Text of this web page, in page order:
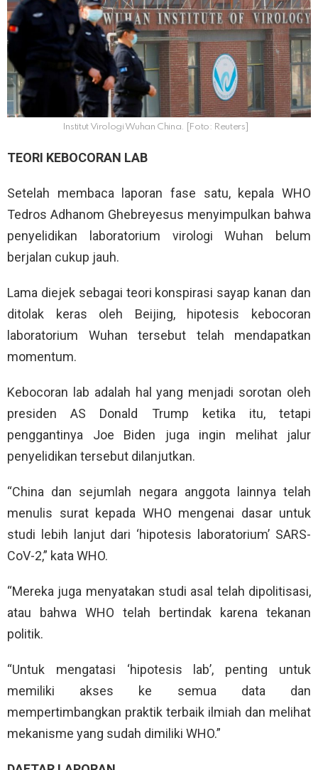
Institut Virologi Wuhan China. [Foto: Reuters]
TEORI KEBOCORAN LAB
Setelah membaca laporan fase satu, kepala WHO
Tedros Adhanom Ghebreyesus menyimpulkan bahwa
penyelidikan laboratorium virologi Wuhan belum
berjalan cukup jauh.
Lama diejek sebagai teori konspirasi sayap kanan dan
ditolak keras oleh Beijing, hipotesis kebocoran
laboratorium Wuhan tersebut telah mendapatkan
momentum.
Kebocoran lab adalah hal yang menjadi sorotan oleh
presiden AS Donald Trump ketika itu, tetapi
penggantinya Joe Biden juga ingin melihat jalur
penyelidikan tersebut dilanjutkan.
“China dan sejumlah negara anggota lainnya telah
menulis surat kepada WHO mengenai dasar untuk
studi lebih lanjut dari ‘hipotesis laboratorium’ SARS-
CoV-2,” kata WHO.
“Mereka juga menyatakan studi asal telah dipolitisasi,
atau bahwa WHO telah bertindak karena tekanan
politik.
“Untuk mengatasi ‘hipotesis lab’, penting untuk
memiliki akses ke semua data dan
mempertimbangkan praktik terbaik ilmiah dan melihat
mekanisme yang sudah dimiliki WHO.”